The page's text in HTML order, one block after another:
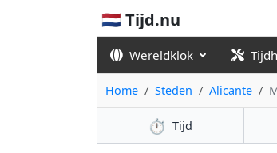
🇳🇱 Tijd.nu
Wereldklok
Home Steden Alicante
⏱️ Tijd